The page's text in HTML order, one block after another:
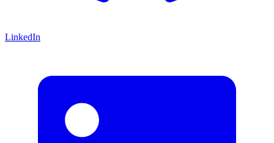
LinkedIn